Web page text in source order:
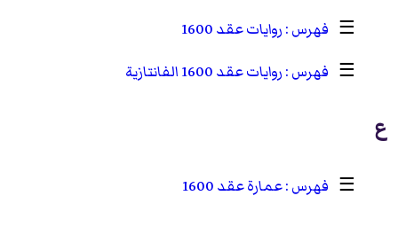
☰
روايات عقد 1600
☰
روايات عقد 1600 الفانتازية
ع
☰ عمارة عقد 1600